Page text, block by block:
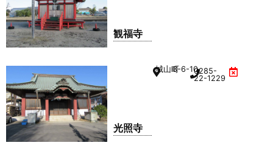
観福寺
光照寺
城山町3-6-100285-
22-1229